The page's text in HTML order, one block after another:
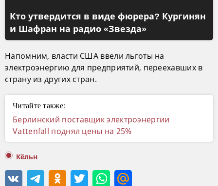
Кто утвердится в виде фюрера? Кургинян
и Шафран на радио «Звезда»
Напомним, власти США ввели льготы на
электроэнергию для предприятий, переехавших в
страну из других стран.
Читайте также:
Берлинский поставщик электроэнергии
Vattenfall поднял цены на 25%
Кёльн